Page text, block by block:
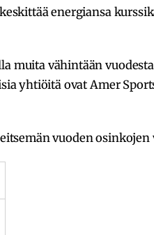
energiansa
muita vähintään
yhtiöitä ovat Amer
vuoden osinkojen